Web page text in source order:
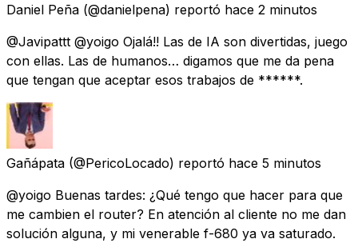
Daniel Peña (@danielpena) reportó hace 2 minutos
@Javipattt @yoigo Ojalá!! Las de IA son divertidas, juego
con ellas. Las de humanos… digamos que me da pena
que tengan que aceptar esos trabajos de ******.
Gañápata (@PericoLocado) reportó hace 5 minutos
@yoigo Buenas tardes: ¿Qué tengo que hacer para que
me cambien el router? En atención al cliente no me dan
solución alguna, y mi venerable f-680 ya va saturado.